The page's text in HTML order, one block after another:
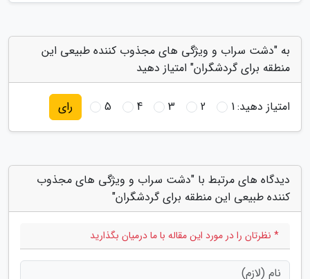
به "دشت سراب و ویژگی های مجذوب کننده طبیعی این
منطقه برای گردشگران" امتیاز دهید
امتیاز دهید:1
2
3
4
5 رای
دیدگاه های مرتبط با "دشت سراب و ویژگی های مجذوب
کننده طبیعی این منطقه برای گردشگران"
* نظرتان را در مورد این مقاله با ما درمیان بگذارید